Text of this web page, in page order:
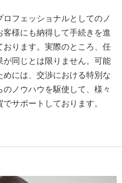
フェッショナルとしてのノ
様にも納得して手続きを進
ります。実際のところ、任
同じとは限りません。可能
には、交渉における特別な
ノウハウを駆使して、様々
サポートしております。